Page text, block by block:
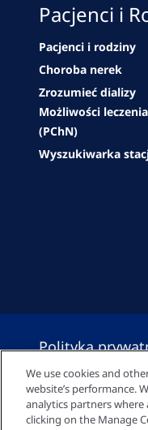
Pacjenci i
Pacjenci i rodziny
Choroba nerek
Zrozumieć dializy
Możliwości
(PChN)
Wyszukiwarka
Polityka
Ustawienia
We use cookies and
website’s performance.
analytics partners
clicking on the Manage